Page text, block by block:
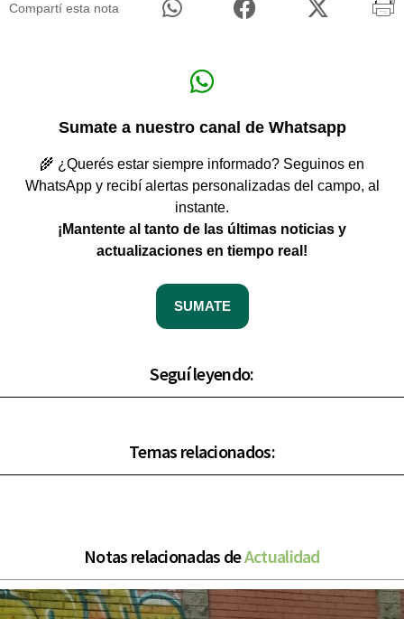
Compartí esta nota
Sumate a nuestro canal de Whatsapp
🌾 ¿Querés estar siempre informado? Seguinos en
WhatsApp y recibí alertas personalizadas del campo, al
instante.
¡Mantente al tanto de las últimas noticias y
actualizaciones en tiempo real!
SUMATE
Seguí leyendo:
Temas relacionados:
Notas relacionadas deActualidad